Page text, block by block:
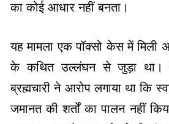
का कोई आधार नहीं बनता।
यह मामला एक पॉक्सो केस में मिली
के कथित उल्लंघन से जुड़ा था।
ब्रह्मचारी ने आरोप लगाया था कि
जमानत की शर्तों का पालन नहीं